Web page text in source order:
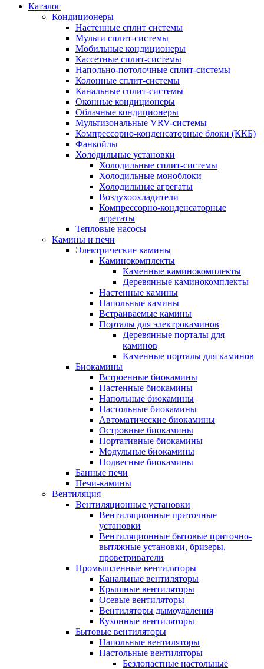
Каталог
Кондиционеры
Настенные сплит системы
Мульти сплит-системы
Мобильные кондиционеры
Кассетные сплит-системы
Напольно-потолочные сплит-системы
Колонные сплит-системы
Канальные сплит-системы
Оконные кондиционеры
Облачные кондиционеры
Мультизональные VRV-системы
Компрессорно-конденсаторные блоки (ККБ)
Фанкойлы
Холодильные установки
Холодильные сплит-системы
Холодильные моноблоки
Холодильные агрегаты
Воздухоохладители
Компрессорно-конденсаторные
агрегаты
Тепловые насосы
Камины и печи
Электрические камины
Каминокомплекты
Каменные каминокомплекты
Деревянные каминокомплекты
Настенные камины
Напольные камины
Встраиваемые камины
Порталы для электрокаминов
Деревянные порталы для
каминов
Каменные порталы для каминов
Биокамины
Встроенные биокамины
Настенные биокамины
Напольные биокамины
Настольные биокамины
Автоматические биокамины
Островные биокамины
Портативные биокамины
Модульные биокамины
Подвесные биокамины
Банные печи
Печи-камины
Вентиляция
Вентиляционные установки
Вентиляционные приточные
установки
Вентиляционные бытовые приточно-
вытяжные установки, бризеры,
проветриватели
Промышленные вентиляторы
Канальные вентиляторы
Крышные вентиляторы
Осевые вентиляторы
Вентиляторы дымоудаления
Кухонные вентиляторы
Бытовые вентиляторы
Напольные вентиляторы
Настольные вентиляторы
Безлопастные настольные